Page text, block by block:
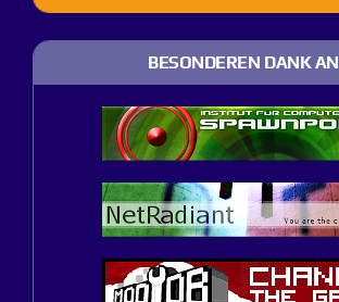
BESONDEREN DANK AN